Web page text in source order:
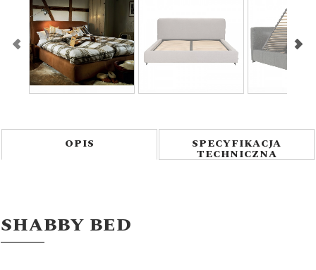
OPIS SPECYFIKACJA
TECHNICZNA
SHABBY BED